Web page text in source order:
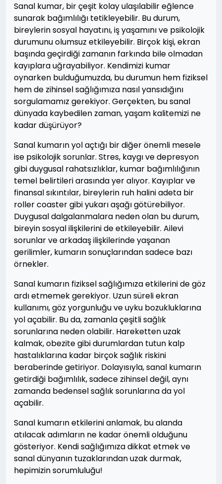
Sanal kumar, bir çeşit kolay ulaşılabilir eğlence
sunarak bağımlılığı tetikleyebilir. Bu durum,
bireylerin sosyal hayatını, iş yaşamını ve psikolojik
durumunu olumsuz etkileyebilir. Birçok kişi, ekran
başında geçirdiği zamanın farkında bile olmadan
kayıplara uğrayabiliyor. Kendimizi kumar
oynarken bulduğumuzda, bu durumun hem fiziksel
hem de zihinsel sağlığımıza nasıl yansıdığını
sorgulamamız gerekiyor. Gerçekten, bu sanal
dünyada kaybedilen zaman, yaşam kalitemizi ne
kadar düşürüyor?
Sanal kumarın yol açtığı bir diğer önemli mesele
ise psikolojik sorunlar. Stres, kaygı ve depresyon
gibi duygusal rahatsızlıklar, kumar bağımlılığının
temel belirtileri arasında yer alıyor. Kayıplar ve
finansal sıkıntılar, bireylerin ruh halini adeta bir
roller coaster gibi yukarı aşağı götürebiliyor.
Duygusal dalgalanmalara neden olan bu durum,
bireyin sosyal ilişkilerini de etkileyebilir. Ailevi
sorunlar ve arkadaş ilişkilerinde yaşanan
gerilimler, kumarın sonuçlarından sadece bazı
örnekler.
Sanal kumarın fiziksel sağlığımıza etkilerini de göz
ardı etmemek gerekiyor. Uzun süreli ekran
kullanımı, göz yorgunluğu ve uyku bozukluklarına
yol açabilir. Bu da, zamanla çeşitli sağlık
sorunlarına neden olabilir. Hareketten uzak
kalmak, obezite gibi durumlardan tutun kalp
hastalıklarına kadar birçok sağlık riskini
beraberinde getiriyor. Dolayısıyla, sanal kumarın
getirdiği bağımlılık, sadece zihinsel değil, aynı
zamanda bedensel sağlık sorunlarına da yol
açabilir.
Sanal kumarın etkilerini anlamak, bu alanda
atılacak adımların ne kadar önemli olduğunu
gösteriyor. Kendi sağlığımıza dikkat etmek ve
sanal dünyanın tuzaklarından uzak durmak,
hepimizin sorumluluğu!